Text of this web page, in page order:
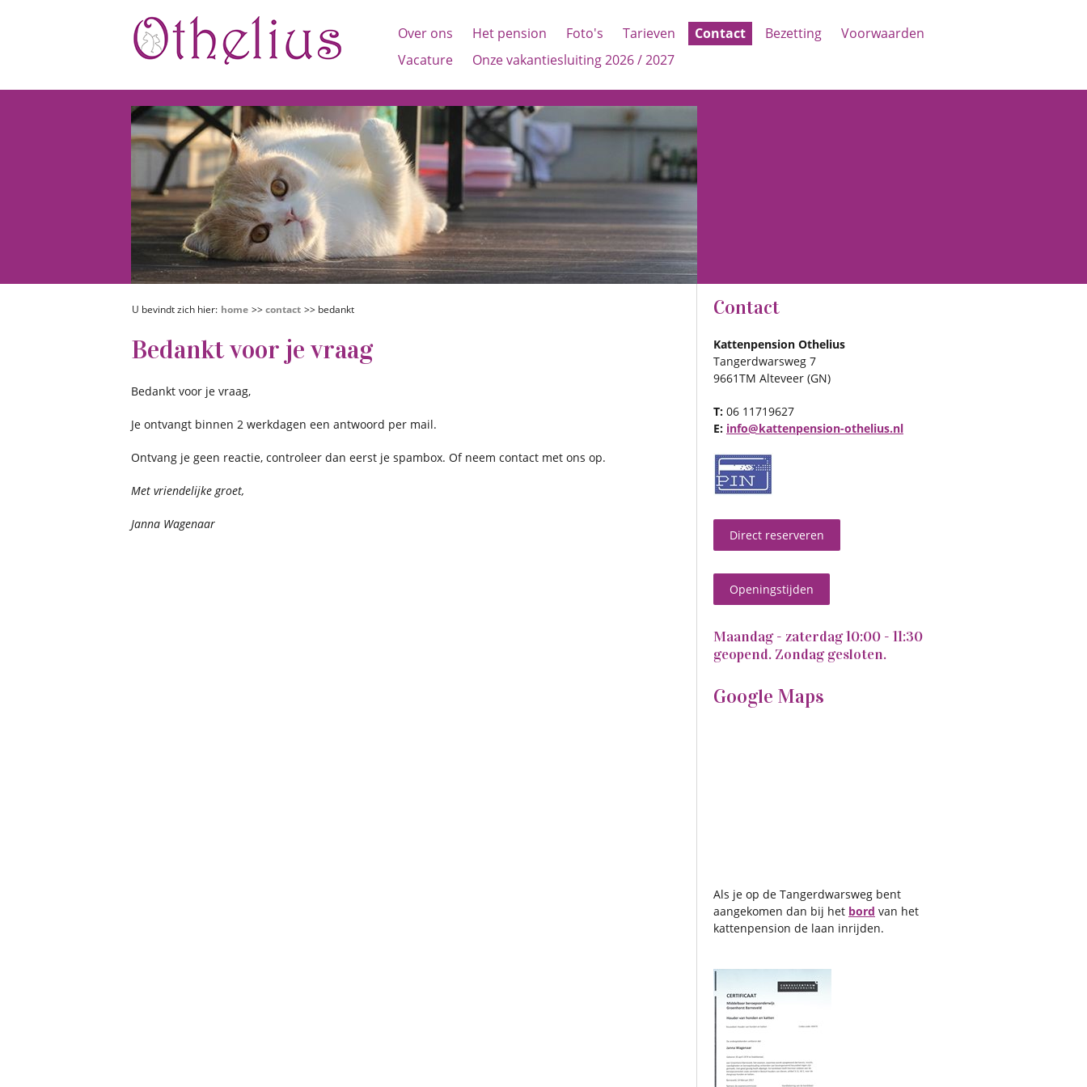
Over ons Het pension Foto's Tarieven Contact Bezetting
Voorwaarden
Vacature
Onze vakantiesluiting 2026 / 2027
U bevindt zich hier: home >>contact >> bedankt
Bedankt voor je vraag
Bedankt voor je vraag,
Je ontvangt binnen 2 werkdagen een antwoord per mail.
Ontvang je geen reactie, controleer dan eerst je spambox. Of neem contact met ons op.
Met vriendelijke groet,
Janna Wagenaar
Contact
Kattenpension Othelius
Tangerdwarsweg 7
9661TM Alteveer (GN)
T: 06 11719627
E: info@kattenpension-othelius.nl
Direct reserveren
Openingstijden
Maandag - zaterdag 10:00 - 11:30
geopend. Zondag gesloten.
Google Maps
Als je op de Tangerdwarsweg bent
aangekomen dan bij het bord van het
kattenpension de laan inrijden.